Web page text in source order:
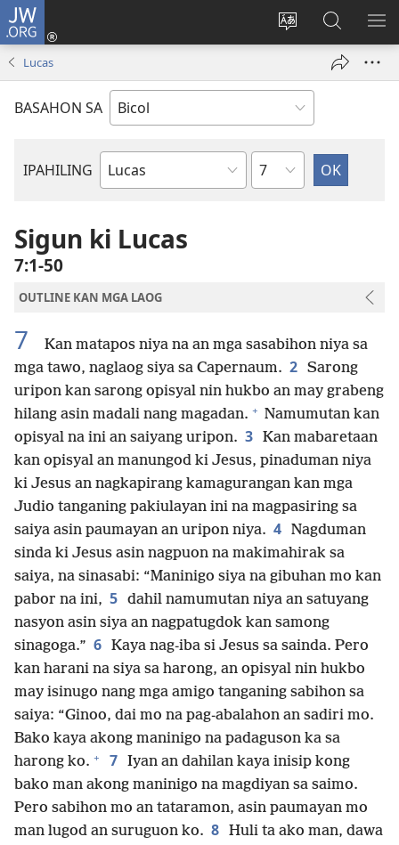
JW.ORG
Ribayan
lengguwahe
kan
Mag-
log
new
Hanapon
sa
JW.ORG
Lucas
BASAHON SA
IPAHILING
Libro
Bibliya
Kapitulo
Sigun ki Lucas
7:1-50
OUTLINE KAN MGA LAOG
7
Kan matapos niya na an mga sasabihon niya sa
mga tawo, naglaog siya sa Capernaum. 2 Sarong
uripon kan sarong opisyal nin hukbo an may grabeng
hilang asin madali nang magadan. + Namumutan kan
opisyal na ini an saiyang uripon. 3 Kan mabaretaan
kan opisyal an manungod ki Jesus, pinaduman niya
ki Jesus an nagkapirang kamagurangan kan mga
Judio tanganing pakiulayan ini na magpasiring sa
saiya asin paumayan an uripon niya. 4 Nagduman
sinda ki Jesus asin nagpuon na makimahirak sa
saiya, na sinasabi: “Maninigo siya na gibuhan mo kan
pabor na ini, 5 dahil namumutan niya an satuyang
nasyon asin siya an nagpatugdok kan samong
sinagoga.” 6 Kaya nag-iba si Jesus sa sainda. Pero
kan harani na siya sa harong, an opisyal nin hukbo
may isinugo nang mga amigo tanganing sabihon sa
saiya: “Ginoo, dai mo na pag-abalahon an sadiri mo.
Bako kaya akong maninigo na padaguson ka sa
harong ko. + 7 Iyan an dahilan kaya inisip kong
bako man akong maninigo na magdiyan sa saimo.
Pero sabihon mo an tataramon, asin paumayan mo
man lugod an suruguon ko. 8 Huli ta ako man, dawa